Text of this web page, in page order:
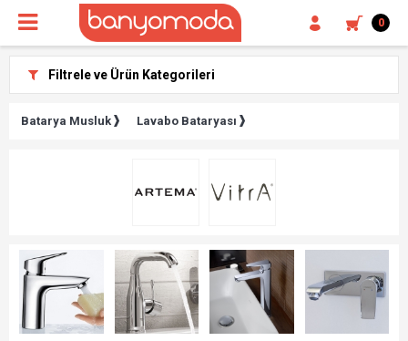
0
Filtrele ve Ürün Kategorileri
Batarya Musluk Lavabo Bataryası